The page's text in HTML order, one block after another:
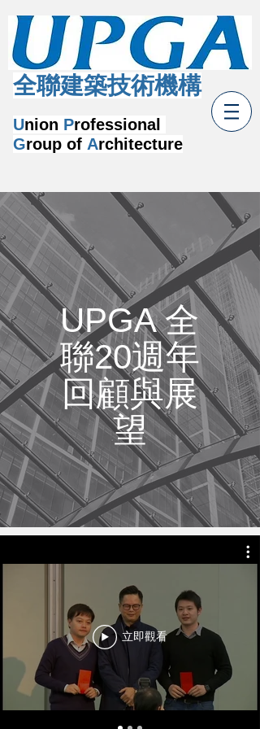
Union Professional
Group of Architecture
​全聯建築技術機構
UPGA 全
聯20週年
回顧與展
望
立即觀看